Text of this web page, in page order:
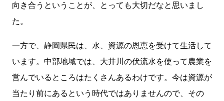
向き合うということが、とっても大切だなと思いまし
た。
一方で、静岡県民は、水、資源の恩恵を受けて生活して
います。中部地域では、大井川の伏流水を使って農業を
営んでいるところはたくさんあるわけです。今は資源が
当たり前にあるという時代ではありませんので、その